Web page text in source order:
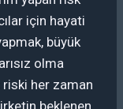
için hayati
büyük
olma
riski her zaman
beklenen